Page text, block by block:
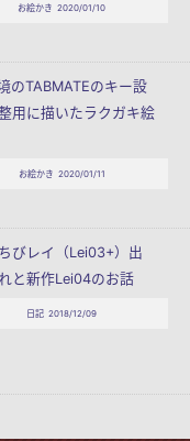
お絵かき 2020/01/10
のTABMATEのキー設
用に描いたラクガキ絵
お絵かき 2020/01/11
びレイ（Lei03+）出
と新作Lei04のお話
日記 2018/12/09